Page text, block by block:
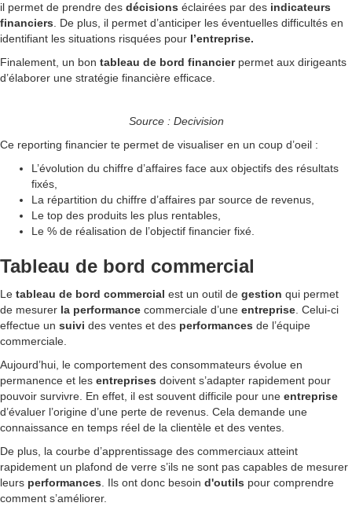
il permet de prendre des décisions éclairées par des indicateurs
financiers . De plus, il permet d’anticiper les éventuelles difficultés en
identifiant les situations risquées pour l’entreprise.
Finalement, un bon tableau de bord financierpermet aux dirigeants
d’élaborer une stratégie financière efficace.
Source : Decivision
Ce reporting financier te permet de visualiser en un coup d’oeil :
L’évolution du chiffre d’affaires face aux objectifs des résultats
fixés,
La répartition du chiffre d’affaires par source de revenus,
Le top des produits les plus rentables,
Le % de réalisation de l’objectif financier fixé.
Tableau de bord commercial
Le tableau de bord commercial est un outil de gestion qui permet
de mesurer la performance commerciale d’une entreprise . Celui-ci
effectue un suivi des ventes et des performances de l’équipe
commerciale.
Aujourd’hui, le comportement des consommateurs évolue en
permanence et les entreprises doivent s’adapter rapidement pour
pouvoir survivre. En effet, il est souvent difficile pour une entreprise
d’évaluer l’origine d’une perte de revenus. Cela demande une
connaissance en temps réel de la clientèle et des ventes.
De plus, la courbe d’apprentissage des commerciaux atteint
rapidement un plafond de verre s’ils ne sont pas capables de mesurer
leurs performances . Ils ont donc besoin d'outils pour comprendre
comment s’améliorer.